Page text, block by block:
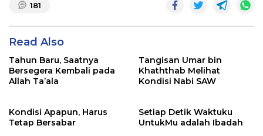
181
Read Also
Tahun Baru, Saatnya
Bersegera Kembali pada
Allah Ta’ala
Tangisan Umar bin
Khaththab Melihat
Kondisi Nabi SAW
Kondisi Apapun, Harus
Tetap Bersabar
Setiap Detik Waktuku
UntukMu adalah Ibadah